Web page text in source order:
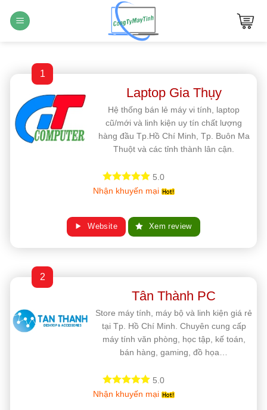
qua
1
Laptop Gia Thụy
Hệ thống bán lẻ máy vi tính, laptop
cũ/mới và linh kiện uy tín chất lượng
hàng đầu Tp.Hồ Chí Minh, Tp. Buôn Ma
Thuột và các tỉnh thành lân cận.
5.0
Nhận khuyến mại
Website Xem review
2
Tân Thành PC
Store máy tính, máy bộ và linh kiện giá rẻ
tại Tp. Hồ Chí Minh. Chuyên cung cấp
máy tính văn phòng, học tập, kế toán,
bán hàng, gaming, đồ họa…
5.0
Nhận khuyến mại